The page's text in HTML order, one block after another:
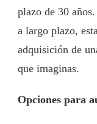
plazo de 30
a largo plazo,
adquisición de
que imaginas.
Opciones para